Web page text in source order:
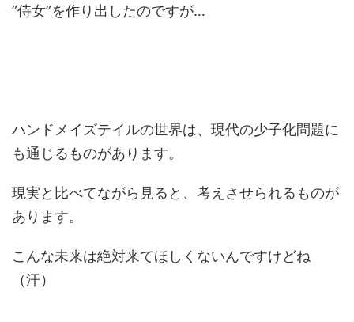
”侍女”を作り出したのですが…
ハンドメイズテイルの世界は、現代の少子化問題に
も通じるものがあります。
現実と比べてながら見ると、考えさせられるものが
あります。
こんな未来は絶対来てほしくないんですけどね
（汗）